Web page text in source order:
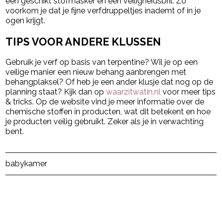
voorkom je dat je fijne verfdruppeltjes inademt of in je
ogen krijgt.
TIPS VOOR ANDERE KLUSSEN
Gebruik je verf op basis van terpentine? Wil je op een
veilige manier een nieuw behang aanbrengen met
behangplaksel? Of heb je een ander klusje dat nog op de
planning staat? Kijk dan opwaarzitwatin.nl voor meer tips
& tricks. Op de website vind je meer informatie over de
chemische stoffen in producten, wat dit betekent en hoe
je producten veilig gebruikt. Zeker als je in verwachting
bent.
babykamer